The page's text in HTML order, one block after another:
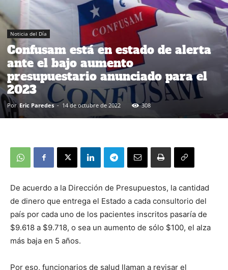
Noticia del Día
Confusam está en estado de alerta
ante el bajo aumento
presupuestario anunciado para el
2023
Por Eric Paredes - 14 de octubre de 2022 308
De acuerdo a la Dirección de Presupuestos, la cantidad
de dinero que entrega el Estado a cada consultorio del
país por cada uno de los pacientes inscritos pasaría de
$9.618 a $9.718, o sea un aumento de sólo $100, el alza
más baja en 5 años.
Por eso, funcionarios de salud llaman a revisar el